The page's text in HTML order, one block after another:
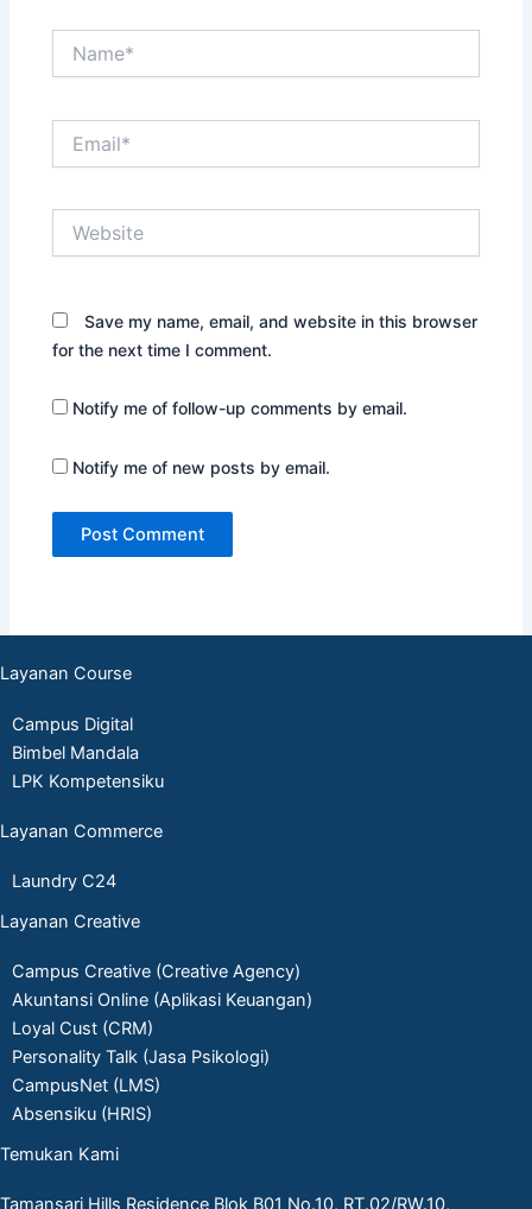
Save my name, email, and website in this browser
for the next time I comment.
Notify me of follow-up comments by email.
Notify me of new posts by email.
Layanan Course
Campus Digital
Bimbel Mandala
LPK Kompetensiku
Layanan Commerce
Laundry C24
Layanan Creative
Campus Creative (Creative Agency)
Akuntansi Online (Aplikasi Keuangan)
Loyal Cust (CRM)
Personality Talk (Jasa Psikologi)
CampusNet (LMS)
Absensiku (HRIS)
Temukan Kami